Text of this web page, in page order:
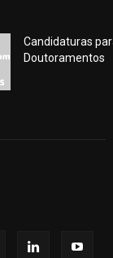
Candidaturas
Doutoramentos